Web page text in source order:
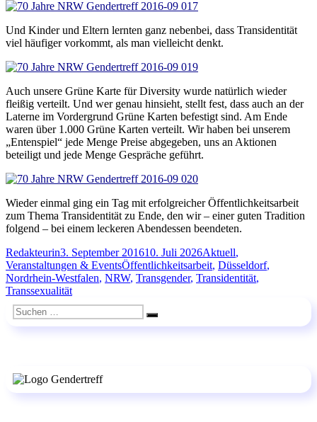
Und Kinder und Eltern lernten ganz nebenbei, dass Transidentität
viel häufiger vorkommt, als man vielleicht denkt.
Auch unsere Grüne Karte für Diversity wurde natürlich wieder
fleißig verteilt. Und wer genau hinsieht, stellt fest, dass auch an der
Laterne im Vordergrund Grüne Karten befestigt sind. Am Ende
waren über 1.000 Grüne Karten verteilt. Wir haben bei unserem
„Entenspiel“ jede Menge Preise abgegeben, uns an Aktionen
beteiligt und jede Menge Gespräche geführt.
Wieder einmal ging ein Tag mit erfolgreicher Öffentlichkeitsarbeit
zum Thema Transidentität zu Ende, den wir – einer guten Tradition
folgend – bei einem leckeren Abendessen beendeten.
Autor
RedakteurinVeröffentlicht
am
3. September 201610. Juli 2026Kategorien
Aktuell,
Veranstaltungen & EventsSchlagwörter
Öffentlichkeitsarbeit, Düsseldorf,
Nordrhein-Westfalen, NRW, Transgender, Transidentität,
Transsexualität
Suchen
nach:
Suchen